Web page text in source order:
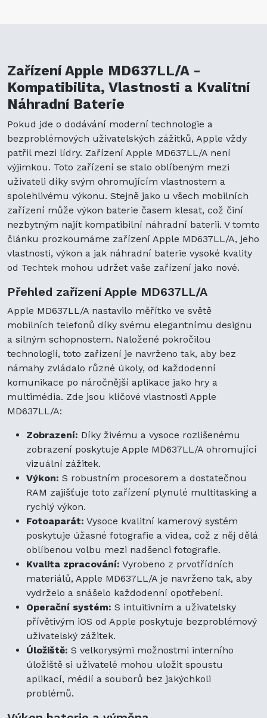
Zařízení Apple MD637LL/A -
Kompatibilita, Vlastnosti a Kvalitní
Náhradní Baterie
Pokud jde o dodávání moderní technologie a
bezproblémových uživatelských zážitků, Apple vždy
patřil mezi lídry. Zařízení Apple MD637LL/A není
výjimkou. Toto zařízení se stalo oblíbeným mezi
uživateli díky svým ohromujícím vlastnostem a
spolehlivému výkonu. Stejně jako u všech mobilních
zařízení může výkon baterie časem klesat, což činí
nezbytným najít kompatibilní náhradní baterii. V tomto
článku prozkoumáme zařízení Apple MD637LL/A, jeho
vlastnosti, výkon a jak náhradní baterie vysoké kvality
od Techtek mohou udržet vaše zařízení jako nové.
Přehled zařízení Apple MD637LL/A
Apple MD637LL/A nastavilo měřítko ve světě
mobilních telefonů díky svému elegantnímu designu
a silným schopnostem. Naložené pokročilou
technologií, toto zařízení je navrženo tak, aby bez
námahy zvládalo různé úkoly, od každodenní
komunikace po náročnější aplikace jako hry a
multimédia. Zde jsou klíčové vlastnosti Apple
MD637LL/A:
Zobrazení: Díky živému a vysoce rozlišenému
zobrazení poskytuje Apple MD637LL/A ohromující
vizuální zážitek.
Výkon: S robustním procesorem a dostatečnou
RAM zajišťuje toto zařízení plynulé multitasking a
rychlý výkon.
Fotoaparát: Vysoce kvalitní kamerový systém
poskytuje úžasné fotografie a videa, což z něj dělá
oblíbenou volbu mezi nadšenci fotografie.
Kvalita zpracování: Vyrobeno z prvotřídních
materiálů, Apple MD637LL/A je navrženo tak, aby
vydrželo a snášelo každodenní opotřebení.
Operační systém: S intuitivním a uživatelsky
přívětivým iOS od Apple poskytuje bezproblémový
uživatelský zážitek.
Úložiště: S velkorysými možnostmi interního
úložiště si uživatelé mohou uložit spoustu
aplikací, médií a souborů bez jakýchkoli
problémů.